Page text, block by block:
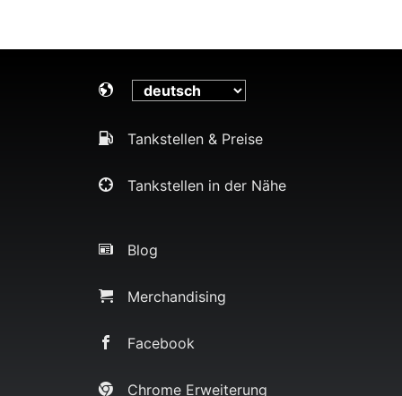
Tankstellen & Preise
Tankstellen in der Nähe
Blog
Merchandising
Facebook
Chrome Erweiterung